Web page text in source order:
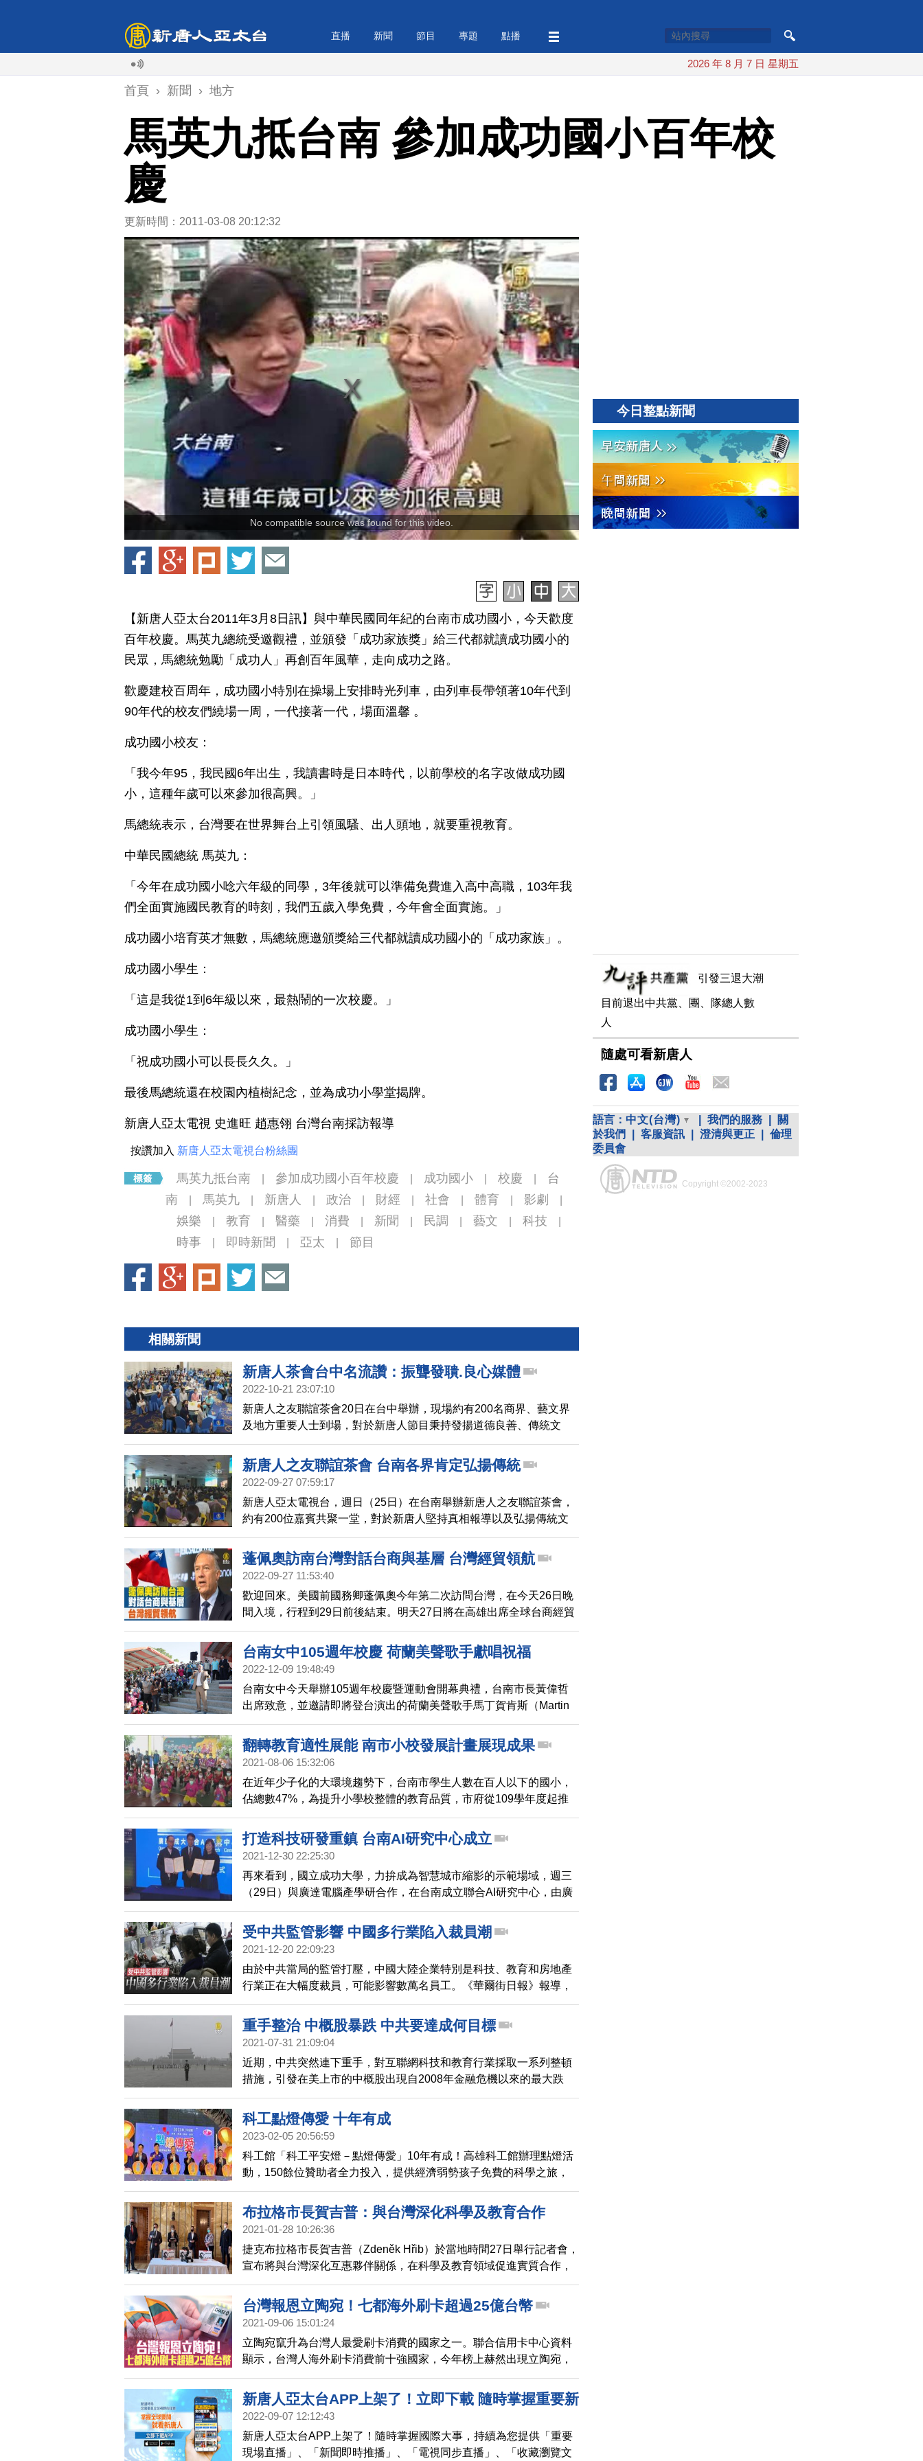
直播 新聞 節目 專題 點播
2026 年 8 月 7 日 星期五
首頁 › 新聞 › 地方
馬英九抵台南 參加成功國小百年校
慶
更新時間：2011-03-08 20:12:32
No compatible source was found for this video.
【新唐人亞太台2011年3月8日訊】與中華民國同年紀的台南市成功國小，今天歡度
百年校慶。馬英九總統受邀觀禮，並頒發「成功家族獎」給三代都就讀成功國小的
民眾，馬總統勉勵「成功人」再創百年風華，走向成功之路。
歡慶建校百周年，成功國小特別在操場上安排時光列車，由列車長帶領著10年代到
90年代的校友們繞場一周，一代接著一代，場面溫馨 。
成功國小校友：
「我今年95，我民國6年出生，我讀書時是日本時代，以前學校的名字改做成功國
小，這種年歲可以來參加很高興。」
馬總統表示，台灣要在世界舞台上引領風騷、出人頭地，就要重視教育。
中華民國總統 馬英九：
「今年在成功國小唸六年級的同學，3年後就可以準備免費進入高中高職，103年我
們全面實施國民教育的時刻，我們五歲入學免費，今年會全面實施。」
成功國小培育英才無數，馬總統應邀頒獎給三代都就讀成功國小的「成功家族」。
成功國小學生：
「這是我從1到6年級以來，最熱鬧的一次校慶。」
成功國小學生：
「祝成功國小可以長長久久。」
最後馬總統還在校園內植樹紀念，並為成功小學堂揭牌。
新唐人亞太電視 史進旺 趙惠翎 台灣台南採訪報導
按讚加入 新唐人亞太電視台粉絲團
馬英九抵台南 參加成功國小百年校慶 成功國小 校慶
台
南
馬英九 新唐人 政治 財經 社會 體育 影劇
娛樂 教育 醫藥 消費 新聞 民調 藝文 科技
時事 即時新聞 亞太 節目
相關新聞
新唐人茶會台中名流讚：振聾發聵.良心媒體
2022-10-21 23:07:10
新唐人之友聯誼茶會20日在台中舉辦，現場約有200名商界、藝文界
及地方重要人士到場，對於新唐人節目秉持發揚道德良善、傳統文
化，秉持真相報導，貴賓讚賞，在當今社會具有振聾發聵的精神。
新唐人之友聯誼茶會 台南各界肯定弘揚傳統
2022-09-27 07:59:17
新唐人亞太電視台，週日（25日）在台南舉辦新唐人之友聯誼茶會，
約有200位嘉賓共聚一堂，對於新唐人堅持真相報導以及弘揚傳統文
化，許多與會人士都表示肯定和支持。
蓬佩奧訪南台灣對話台商與基層 台灣經貿領航
2022-09-27 11:53:40
歡迎回來。美國前國務卿蓬佩奧今年第二次訪問台灣，在今天26日晚
間入境，行程到29日前後結束。明天27日將在高雄出席全球台商經貿
論壇，與副總統賴清德同台，將發表演說，主題是「從世界經貿趨
勢，看見台灣疫後新商機」，並與企業領袖對談，探討全球總經趨
勢、供應鏈重組、產業布局及創新發展等議題。28日將出席世界台商
袖。此外，將參訪南部科技產業，並分別在高雄、台南參加不公開的
地方基層座談，了解台灣人的心聲，互動政要還包括台南市長、高雄
市長、前外交部長，國會議員
台南女中105週年校慶 荷蘭美聲歌手獻唱祝福
2022-12-09 19:48:49
台南女中今天舉辦105週年校慶暨運動會開幕典禮，台南市長黃偉哲
出席致意，並邀請即將登台演出的荷蘭美聲歌手馬丁賀肯斯（Martin
Hurkens）前往獻唱，不少師生感到驚喜。
翻轉教育適性展能 南市小校發展計畫展現成果
2021-08-06 15:32:06
在近年少子化的大環境趨勢下，台南市學生人數在百人以下的國小，
佔總數47%，為提升小學校整體的教育品質，市府從109學年度起推
動經費補助。週四（5日）這些學校也展現一年來的學習成果。
打造科技研發重鎮 台南AI研究中心成立
2021-12-30 22:25:30
再來看到，國立成功大學，力拚成為智慧城市縮影的示範場域，週三
（29日）與廣達電腦產學研合作，在台南成立聯合AI研究中心，由廣
達董事長林百里與成大校長簽署合作備忘錄，持續打造台南成為台灣
科技研發重鎮。
受中共監管影響 中國多行業陷入裁員潮
2021-12-20 22:09:23
由於中共當局的監管打壓，中國大陸企業特別是科技、教育和房地產
行業正在大幅度裁員，可能影響數萬名員工。《華爾街日報》報導，
裁員意味著大學畢業生就業前景黯淡，可能加劇中國勞動力市場的不
對等。
重手整治 中概股暴跌 中共要達成何目標
2021-07-31 21:09:04
近期，中共突然連下重手，對互聯網科技和教育行業採取一系列整頓
措施，引發在美上市的中概股出現自2008年金融危機以來的最大跌
幅。中共動機何在？請看分析。
科工點燈傳愛 十年有成
2023-02-05 20:56:59
科工館「科工平安燈－點燈傳愛」10年有成！高雄科工館辦理點燈活
動，150餘位贊助者全力投入，提供經濟弱勢孩子免費的科學之旅，
點亮祥兔年，也是科普傳遞與扶弱愛心的無限延續。
布拉格市長賀吉普：與台灣深化科學及教育合作
2021-01-28 10:26:36
捷克布拉格市長賀吉普（Zdeněk Hřib）於當地時間27日舉行記者會，
宣布將與台灣深化互惠夥伴關係，在科學及教育領域促進實質合作，
內容包括基礎教育數位化、科技創新及氣候變遷認知等。
台灣報恩立陶宛！七都海外刷卡超過25億台幣
2021-09-06 15:01:24
立陶宛竄升為台灣人最愛刷卡消費的國家之一。聯合信用卡中心資料
顯示，台灣人海外刷卡消費前十強國家，今年榜上赫然出現立陶宛，
從2月下旬開始至6月底為止，台灣七大城市民眾陸續在立陶宛刷卡超
過11.2萬筆、金額超過25.37億元，其中台北市民在立陶宛刷卡消費、
10.45億元最多，新北、台中則分別刷卡消費6.65億元、3.62億元。高
千萬與五千萬元。
新唐人亞太台APP上架了！立即下載 隨時掌握重要新
聞！
2022-09-07 12:12:43
新唐人亞太台APP上架了！隨時掌握國際大事，持續為您提供「重要
現場直播」、「新聞即時推播」、「電視同步直播」、「收藏瀏覽文
今日整點新聞
引發三退大潮
目前退出中共黨、團、隊總人數
人
隨處可看新唐人
語言： 中文(台灣) 我們的服務
關
於我們
客服資訊 澄清與更正
倫理
委員會
Copyright ©2002-2023